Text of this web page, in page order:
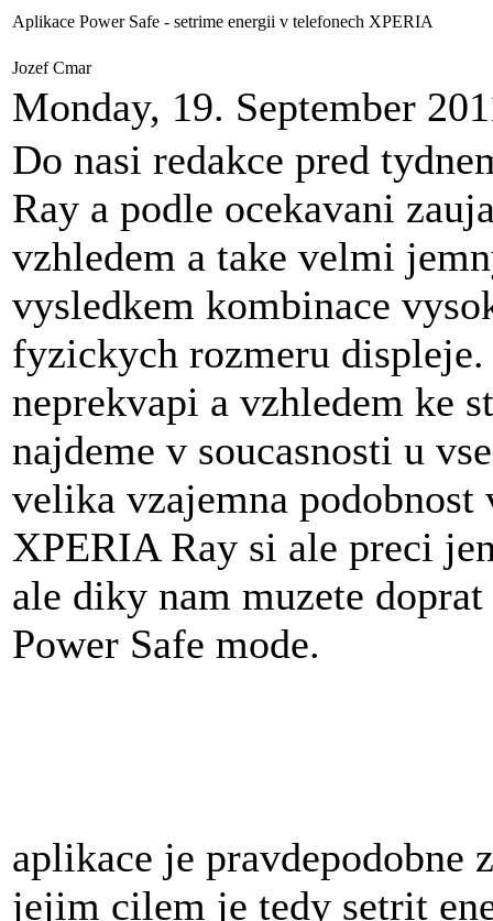
Aplikace Power Safe - setrime energii v telefonech XPERIA
Jozef Cmar
Monday, 19. September
Do nasi redakce pred
Ray a podle ocekavani
vzhledem a take velmi
vysledkem kombinace
fyzickych rozmeru
neprekvapi a vzhledem ke
najdeme v soucasnosti u
velika vzajemna podobnost
XPERIA Ray si ale preci
ale diky nam muzete
Power Safe mode.
aplikace je pravdepodobne
jejim cilem je tedy setrit